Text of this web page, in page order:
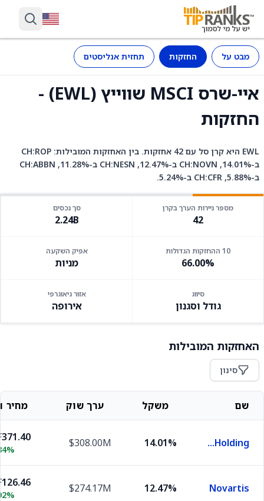
מבט על החזקות תחזית אנליסטים
איי-שרס MSCI שווייץ (EWL) -
החזקות
EWL היא קרן סל עם 42 אחזקות. בין האחזקות המובילות: CH:ROP
ב-14.01%, CH:NOVN ב-12.47%, CH:NESN ב-11.28%, CH:ABBN
ב-5.88%, CH:CFR ב-5.24%.
מספר ניירות הערך בקרן
42
סך נכסים
2.24B
10 ההחזקות הגדולות
66.00%
אפיק השקעה
מניות
סיווג
גודל וסגנון
אזור גיאוגרפי
אירופה
האחזקות המובילות
סינון
שם משקל ערך שוק מחיר
Roche Holding
14.01%
$308.00M
Novartis
12.47%
$274.17M